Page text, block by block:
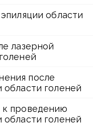
области
лазерной
после
области голеней
к проведению
области голеней